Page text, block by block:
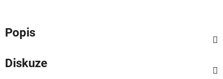
Popis
Diskuze